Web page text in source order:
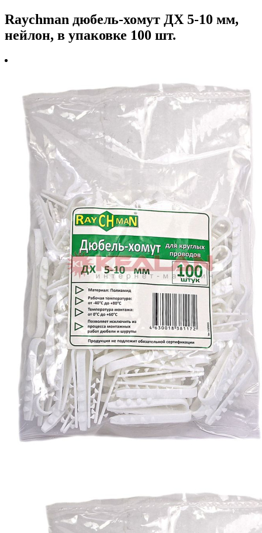
Raychman дюбель-хомут ДХ 5-10 мм,
нейлон, в упаковке 100 шт.